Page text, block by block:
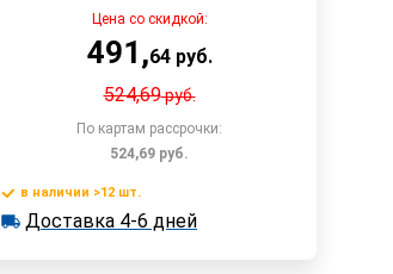
Цена со скидкой:
491 ,64руб.
524,69руб.
По картам рассрочки:
524,69 руб.
В корзину
в наличии >12 шт.
в наличии >12 шт.
Доставка 4-6 дней